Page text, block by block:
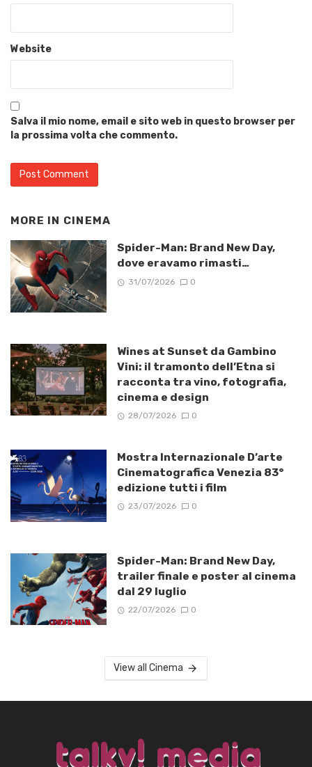
Website
Salva il mio nome, email e sito web in questo browser per
la prossima volta che commento.
MORE IN CINEMA
Spider-Man: Brand New Day,
dove eravamo rimasti…
31/07/2026 0
Wines at Sunset da Gambino
Vini: il tramonto dell’Etna si
racconta tra vino, fotografia,
cinema e design
28/07/2026 0
Mostra Internazionale D’arte
Cinematografica Venezia 83°
edizione tutti i film
23/07/2026 0
Spider-Man: Brand New Day,
trailer finale e poster al cinema
dal 29 luglio
22/07/2026 0
View all Cinema